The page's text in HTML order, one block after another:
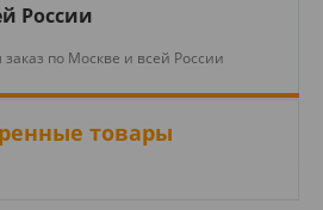
России
по Москве и всей России
товары